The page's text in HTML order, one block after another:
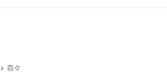
百々